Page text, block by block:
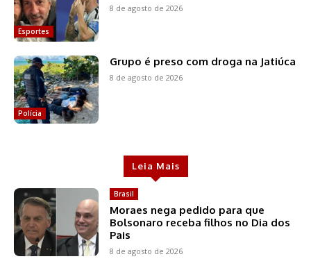
Esportes
8 de agosto de 2026
Polícia
Grupo é preso com droga na Jatiúca
8 de agosto de 2026
Leia Mais
Brasil
Moraes nega pedido para que
Bolsonaro receba filhos no Dia dos
Pais
8 de agosto de 2026